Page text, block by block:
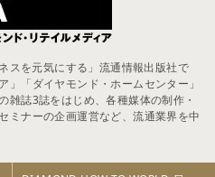
スを元気にする」流通情報出版社で
「ダイヤモンド・ホームセンター」
雑誌3誌をはじめ、各種媒体の制作・
ミナーの企画運営など、流通業界を中